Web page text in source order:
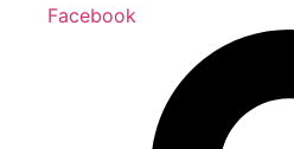
Facebook